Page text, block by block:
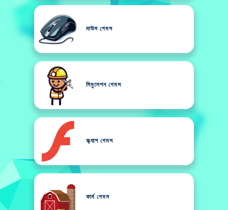
মাউস গেমস
সিমুলেশন গেমস
ফ্ল্যাশ গেমস
ফার্ম গেমস